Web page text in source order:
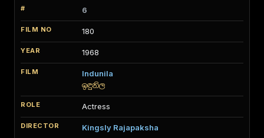
6
180
1968
Indunila
ඉඳුනිල
Actress
Kingsly Rajapaksha